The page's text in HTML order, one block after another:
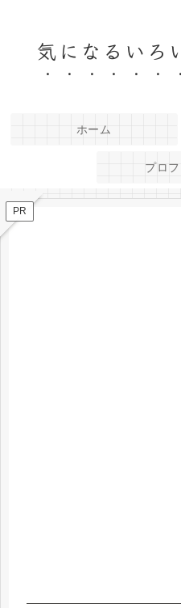
気になるいろ
ホーム
プロ
PR